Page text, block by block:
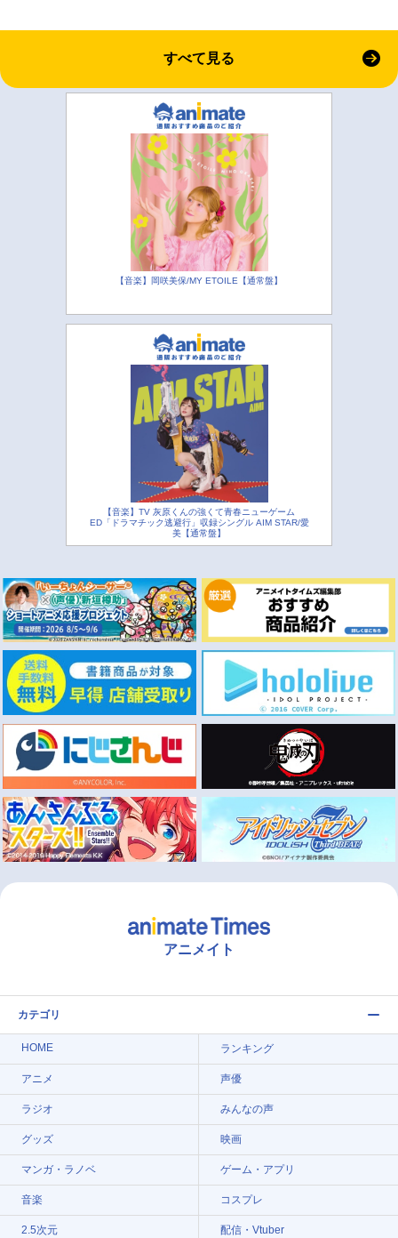
すべて見る
【音楽】岡咲美保/MY ETOILE【通常盤】
【音楽】TV 灰原くんの強くて青春ニューゲーム
ED「ドラマチック逃避行」収録シングル AIM STAR/愛
美【通常盤】
アニメイト
カテゴリ
HOME ランキング
アニメ 声優
ラジオ みんなの声
グッズ 映画
マンガ・ラノベ ゲーム・アプリ
音楽 コスプレ
2.5次元 配信・Vtuber